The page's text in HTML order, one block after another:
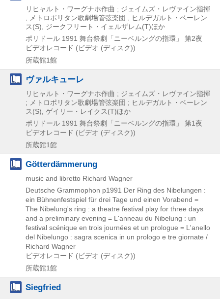
リヒャルト・ワーグナホ作曲 ; ジェイムズ・レヴァイン指揮
; メトロポリタン歌劇場管弦楽団 ; ヒルデガルト・ベーレン
ス(S), ジークフリート・イェルザレム(T)ほか
ポリドール 1991 舞台祭劇「ニーベルングの指環」 第2夜
ビデオレコード (ビデオ (ディスク))
所蔵館1館
ヴァルキューレ
リヒャルト・ワーグナホ作曲 ; ジェイムズ・レヴァイン指揮
; メトロポリタン歌劇場管弦楽団 ; ヒルデガルト・ベーレン
ス(S), ゲイリー・レイクス(T)ほか
ポリドール 1991 舞台祭劇「ニーベルングの指環」 第1夜
ビデオレコード (ビデオ (ディスク))
所蔵館1館
Götterdämmerung
music and libretto Richard Wagner
Deutsche Grammophon p1991 Der Ring des Nibelungen :
ein Bühnenfestspiel für drei Tage und einen Vorabend =
The Nibelung's ring : a theatre festival play for three days
and a preliminary evening = L'anneau du Nibelung : un
festival scénique en trois journées et un prologue = L'anello
del Nibelungo : sagra scenica in un prologo e tre giornate /
Richard Wagner
ビデオレコード (ビデオ (ディスク))
所蔵館1館
Siegfried